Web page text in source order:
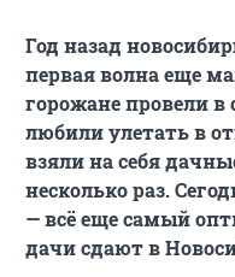
Год назад
первая волна еще
горожане провели
любили улетать в
взяли на себя
несколько раз.
— всё еще самый
дачи сдают в